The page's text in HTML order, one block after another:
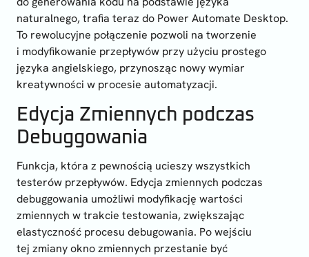
naturalnego, trafia teraz do Power Automate Desktop.
To rewolucyjne połączenie pozwoli na tworzenie
i modyfikowanie przepływów przy użyciu prostego
języka angielskiego, przynosząc nowy wymiar
kreatywności w procesie automatyzacji.
Edycja Zmiennych podczas
Debuggowania
Funkcja, która z pewnością ucieszy wszystkich
testerów przepływów. Edycja zmiennych podczas
debuggowania umożliwi modyfikację wartości
zmiennych w trakcie testowania, zwiększając
elastyczność procesu debugowania. Po wejściu
tej zmiany okno zmiennych przestanie być